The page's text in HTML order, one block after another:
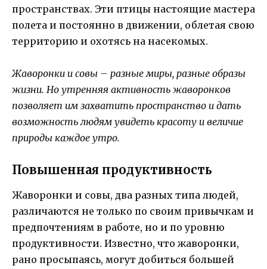
пространствах. Эти птицы настоящие мастера
полета и постоянно в движении, облетая свою
территорию и охотясь на насекомых.
Жаворонки и совы – разные миры, разные образы
жизни. Но утренняя активность жаворонков
позволяет им захватить пространство и дать
возможность людям увидеть красоту и величие
природы каждое утро.
Повышенная продуктивность
Жаворонки и совы, два разных типа людей,
различаются не только по своим привычкам и
предпочтениям в работе, но и по уровню
продуктивности. Известно, что жаворонки,
рано просыпаясь, могут добиться большей